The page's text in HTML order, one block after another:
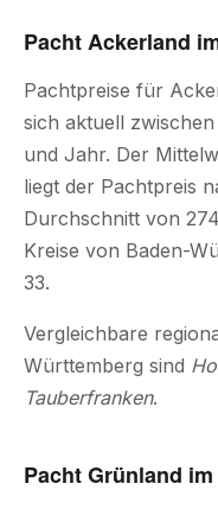
Pacht Ackerland
Pachtpreise für
sich aktuell zwischen
und Jahr. Der
liegt der Pachtpreis
Durchschnitt von
Kreise von Baden-
33.
Vergleichbare
Württemberg sind
Tauberfranken.
Pacht Grünland